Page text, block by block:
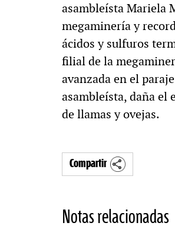
asambleísta Mariela
megaminería y
ácidos y sulfuros
filial de la
avanzada en el
asambleísta, daña el
de llamas y ovejas.
Compartir
Notas relacionadas